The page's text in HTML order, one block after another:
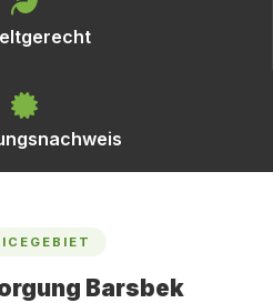
Barsbek